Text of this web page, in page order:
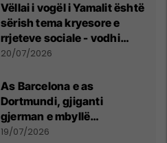
Vëllai i vogël i Yamalit është
sërish tema kryesore e
rrjeteve sociale - vodhi
vëmendjen pas finales së
20/07/2026
As Barcelona e as
Dortmundi, gjiganti
gjerman e mbyllë
marrëveshjen për Fisnik
19/07/2026